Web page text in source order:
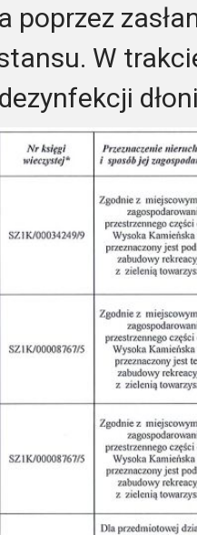
poprzez
W